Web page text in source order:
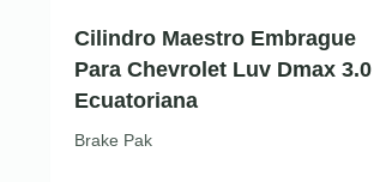
Cilindro Maestro Embrague
Para Chevrolet Luv Dmax 3.0
Ecuatoriana
Brake Pak